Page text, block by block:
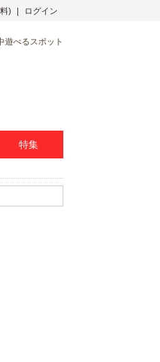
) ログイン
遊べるスポット
特集